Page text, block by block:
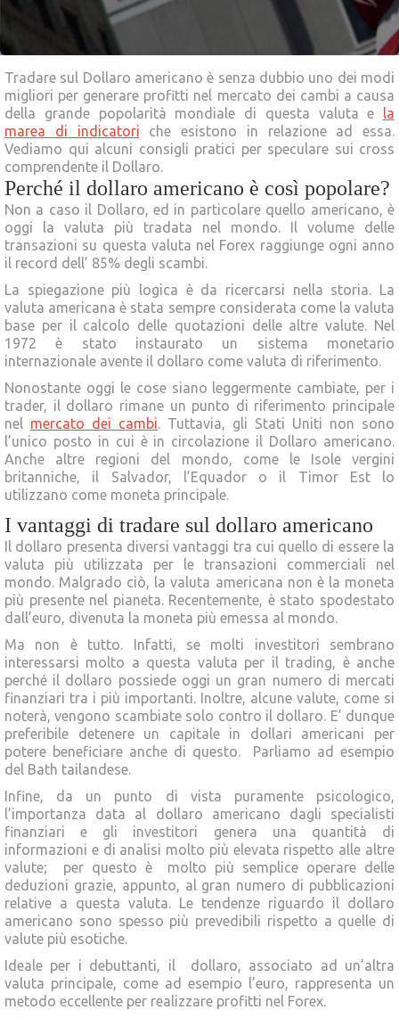
Tradare sul Dollaro americano è senza dubbio uno dei modi
migliori per generare profitti nel mercato dei cambi a causa
della grande popolarità mondiale di questa valuta e la
marea di indicatori che esistono in relazione ad essa.
Vediamo qui alcuni consigli pratici per speculare sui cross
comprendente il Dollaro.
Perché il dollaro americano è così popolare?
Non a caso il Dollaro, ed in particolare quello americano, è
oggi la valuta più tradata nel mondo. Il volume delle
transazioni su questa valuta nel Forex raggiunge ogni anno
il record dell’ 85% degli scambi.
La spiegazione più logica è da ricercarsi nella storia. La
valuta americana è stata sempre considerata come la valuta
base per il calcolo delle quotazioni delle altre valute. Nel
1972 è stato instaurato un sistema monetario
internazionale avente il dollaro come valuta di riferimento.
Nonostante oggi le cose siano leggermente cambiate, per i
trader, il dollaro rimane un punto di riferimento principale
nel mercato dei cambi. Tuttavia, gli Stati Uniti non sono
l’unico posto in cui è in circolazione il Dollaro americano.
Anche altre regioni del mondo, come le Isole vergini
britanniche, il Salvador, l’Equador o il Timor Est lo
utilizzano come moneta principale.
I vantaggi di tradare sul dollaro americano
Il dollaro presenta diversi vantaggi tra cui quello di essere la
valuta più utilizzata per le transazioni commerciali nel
mondo. Malgrado ciò, la valuta americana non è la moneta
più presente nel pianeta. Recentemente, è stato spodestato
dall’euro, divenuta la moneta più emessa al mondo.
Ma non è tutto. Infatti, se molti investitori sembrano
interessarsi molto a questa valuta per il trading, è anche
perché il dollaro possiede oggi un gran numero di mercati
finanziari tra i più importanti. Inoltre, alcune valute, come si
noterà, vengono scambiate solo contro il dollaro. E’ dunque
preferibile detenere un capitale in dollari americani per
potere beneficiare anche di questo. Parliamo ad esempio
del Bath tailandese.
Infine, da un punto di vista puramente psicologico,
l’importanza data al dollaro americano dagli specialisti
finanziari e gli investitori genera una quantità di
informazioni e di analisi molto più elevata rispetto alle altre
valute; per questo è molto più semplice operare delle
deduzioni grazie, appunto, al gran numero di pubblicazioni
relative a questa valuta. Le tendenze riguardo il dollaro
americano sono spesso più prevedibili rispetto a quelle di
valute più esotiche.
Ideale per i debuttanti, il dollaro, associato ad un’altra
valuta principale, come ad esempio l’euro, rappresenta un
metodo eccellente per realizzare profitti nel Forex.